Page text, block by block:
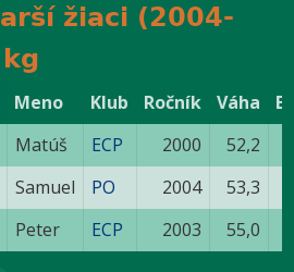
žiaci (2004-
Meno Klub Ročník Váha
Matúš ECP 2000
52,2
Samuel PO 2004
53,3
Peter ECP 2003 55,0